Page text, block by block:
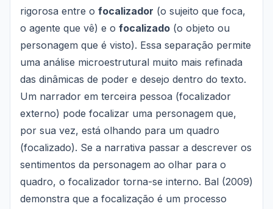
rigorosa entre o focalizador (o sujeito que foca,
o agente que vê) e o focalizado (o objeto ou
personagem que é visto). Essa separação permite
uma análise microestrutural muito mais refinada
das dinâmicas de poder e desejo dentro do texto.
Um narrador em terceira pessoa (focalizador
externo) pode focalizar uma personagem que,
por sua vez, está olhando para um quadro
(focalizado). Se a narrativa passar a descrever os
sentimentos da personagem ao olhar para o
quadro, o focalizador torna-se interno. Bal (2009)
demonstra que a focalização é um processo